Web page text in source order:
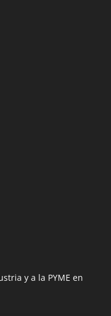
y a la PYME en